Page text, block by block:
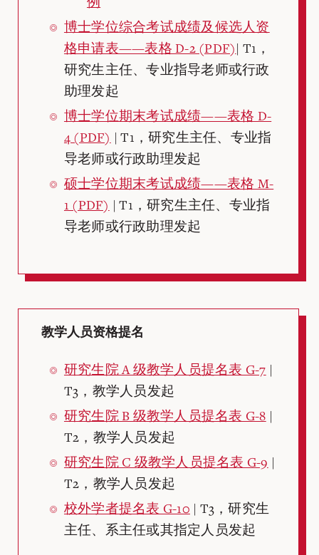
博士学位综合考试成绩及候选人资
格申请表——表格 D-2 (PDF)| T1，
研究生主任、专业指导老师或行政
助理发起
博士学位期末考试成绩——表格 D-
4 (PDF) | T1，研究生主任、专业指
导老师或行政助理发起
硕士学位期末考试成绩——表格 M-
1 (PDF) | T1，研究生主任、专业指
导老师或行政助理发起
教学人员资格提名
研究生院 A 级教学人员提名表 G-7 |
T3，教学人员发起
研究生院 B 级教学人员提名表 G-8 |
T2，教学人员发起
研究生院 C 级教学人员提名表 G-9 |
T2，教学人员发起
校外学者提名表 G-10 | T3，研究生
主任、系主任或其指定人员发起